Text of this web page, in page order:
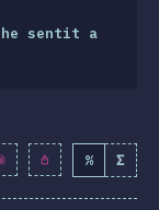
sentit a
% Σ